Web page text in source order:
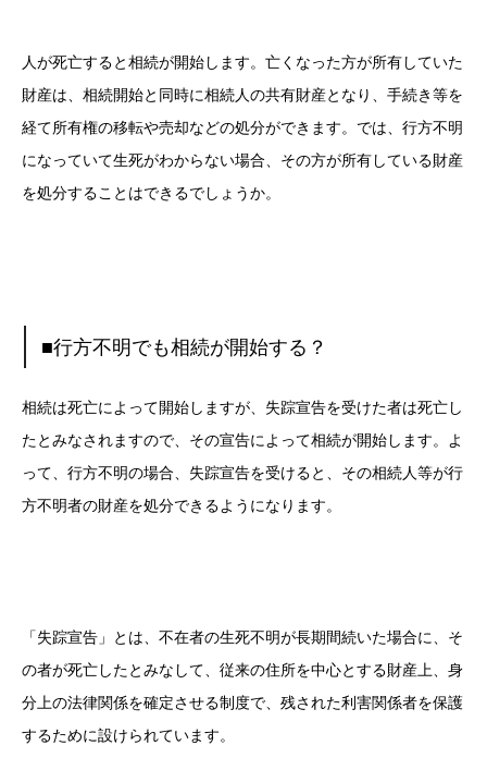
人が死亡すると相続が開始します。亡くなった方が所有していた
財産は、相続開始と同時に相続人の共有財産となり、手続き等を
経て所有権の移転や売却などの処分ができます。では、行方不明
になっていて生死がわからない場合、その方が所有している財産
を処分することはできるでしょうか。
■行方不明でも相続が開始する？
相続は死亡によって開始しますが、失踪宣告を受けた者は死亡し
たとみなされますので、その宣告によって相続が開始します。よ
って、行方不明の場合、失踪宣告を受けると、その相続人等が行
方不明者の財産を処分できるようになります。
「失踪宣告」とは、不在者の生死不明が長期間続いた場合に、そ
の者が死亡したとみなして、従来の住所を中心とする財産上、身
分上の法律関係を確定させる制度で、残された利害関係者を保護
するために設けられています。